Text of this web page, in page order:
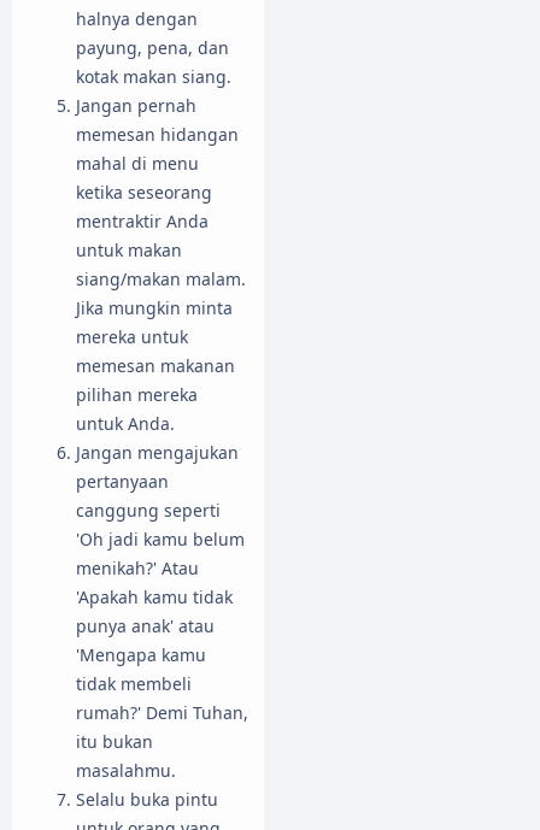
halnya dengan
payung, pena, dan
kotak makan siang.
Jangan pernah
memesan hidangan
mahal di menu
ketika seseorang
mentraktir Anda
untuk makan
siang/makan malam.
Jika mungkin minta
mereka untuk
memesan makanan
pilihan mereka
untuk Anda.
Jangan mengajukan
pertanyaan
canggung seperti
'Oh jadi kamu belum
menikah?' Atau
'Apakah kamu tidak
punya anak' atau
'Mengapa kamu
tidak membeli
rumah?' Demi Tuhan,
itu bukan
masalahmu.
Selalu buka pintu